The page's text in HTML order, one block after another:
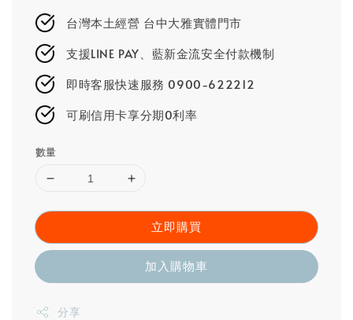
price
台灣本土經營 台中大雅實體門市
支援LINE PAY、藍新金流安全付款機制
即時客服快速服務 0900-622212
可刷信用卡享分期0利率
數量
立即購買
加入購物車
分享